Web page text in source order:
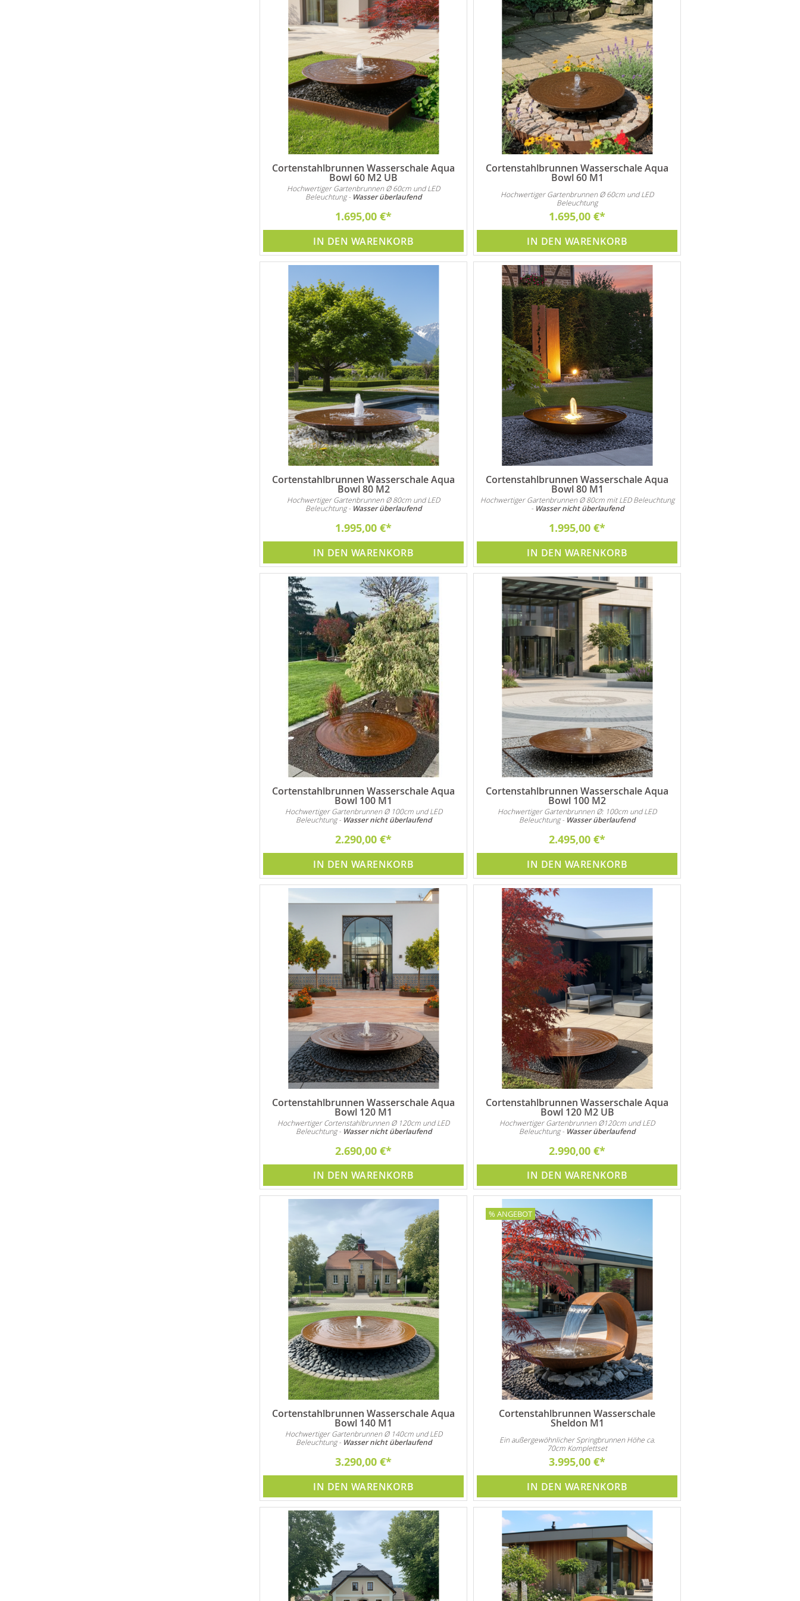
Cortenstahlbrunnen Wasserschale Aqua
Bowl 60 M2 UB
Hochwertiger Gartenbrunnen Ø 60cm und LED
Beleuchtung - Wasser überlaufend
1.695,00 €
IN DEN WARENKORB
Cortenstahlbrunnen Wasserschale Aqua
Bowl 60 M1
Hochwertiger Gartenbrunnen Ø 60cm und LED
Beleuchtung
1.695,00 €
IN DEN WARENKORB
Cortenstahlbrunnen Wasserschale Aqua
Bowl 80 M2
Hochwertiger Gartenbrunnen Ø 80cm und LED
Beleuchtung - Wasser überlaufend
1.995,00 €
IN DEN WARENKORB
Cortenstahlbrunnen Wasserschale Aqua
Bowl 80 M1
Hochwertiger Gartenbrunnen Ø 80cm mit LED Beleuchtung
- Wasser nicht überlaufend
1.995,00 €
IN DEN WARENKORB
Cortenstahlbrunnen Wasserschale Aqua
Bowl 100 M1
Hochwertiger Gartenbrunnen Ø 100cm und LED
Beleuchtung - Wasser nicht überlaufend
2.290,00 €
IN DEN WARENKORB
Cortenstahlbrunnen Wasserschale Aqua
Bowl 100 M2
Hochwertiger Gartenbrunnen Ø: 100cm und LED
Beleuchtung - Wasser überlaufend
2.495,00 €
IN DEN WARENKORB
Cortenstahlbrunnen Wasserschale Aqua
Bowl 120 M1
Hochwertiger Cortenstahlbrunnen Ø 120cm und LED
Beleuchtung - Wasser nicht überlaufend
2.690,00 €
IN DEN WARENKORB
Cortenstahlbrunnen Wasserschale Aqua
Bowl 120 M2 UB
Hochwertiger Gartenbrunnen Ø120cm und LED
Beleuchtung - Wasser überlaufend
2.990,00 €
IN DEN WARENKORB
Cortenstahlbrunnen Wasserschale Aqua
Bowl 140 M1
Hochwertiger Gartenbrunnen Ø 140cm und LED
Beleuchtung - Wasser nicht überlaufend
3.290,00 €
IN DEN WARENKORB
% ANGEBOT
Cortenstahlbrunnen Wasserschale
Sheldon M1
Ein außergewöhnlicher Springbrunnen Höhe ca.
70cm Komplettset
3.995,00 €
IN DEN WARENKORB